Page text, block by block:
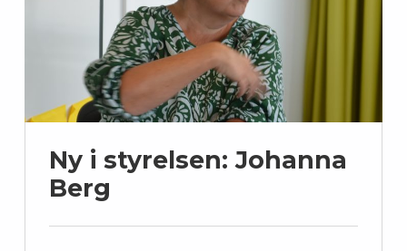
Ny i styrelsen: Johanna
Berg